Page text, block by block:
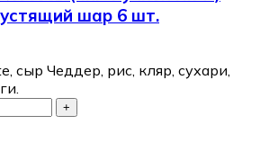
шар 6 шт.
сыр Чеддер, рис, кляр, сухари,